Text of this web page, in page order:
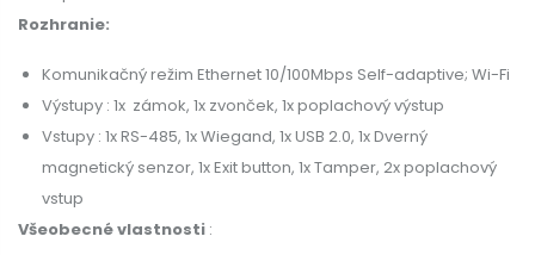
Rozhranie:
Komunikačný režim Ethernet 10/100Mbps Self-adaptive; Wi-Fi
Výstupy : 1x zámok, 1x zvonček, 1x poplachový výstup
Vstupy : 1x RS-485, 1x Wiegand, 1x USB 2.0, 1x Dverný
magnetický senzor, 1x Exit button, 1x Tamper, 2x poplachový
vstup
Všeobecné vlastnosti :